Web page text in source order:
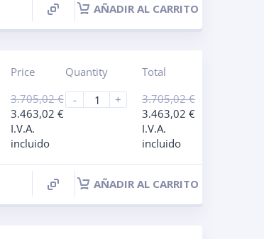
AÑADIR AL CARRITO
Price
3.705,02€
3.463,02 €
I.V.A.
incluido
Quantity
-
+
Total
3.705,02€
3.463,02€
I.V.A.
incluido
AÑADIR AL CARRITO